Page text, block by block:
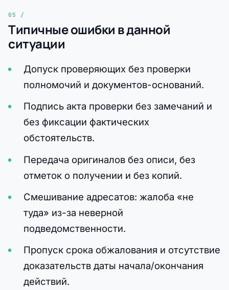
Типичные ошибки в данной
ситуации
Допуск проверяющих без проверки
полномочий и документов-оснований.
Подпись акта проверки без замечаний и
без фиксации фактических
обстоятельств.
Передача оригиналов без описи, без
отметок о получении и без копий.
Смешивание адресатов: жалоба «не
туда» из-за неверной
подведомственности.
Пропуск срока обжалования и отсутствие
доказательств даты начала/окончания
действий.